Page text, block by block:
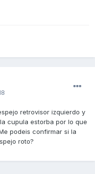
retrovisor izquierdo y
cupula estorba por lo que
podeis confirmar si la
roto?